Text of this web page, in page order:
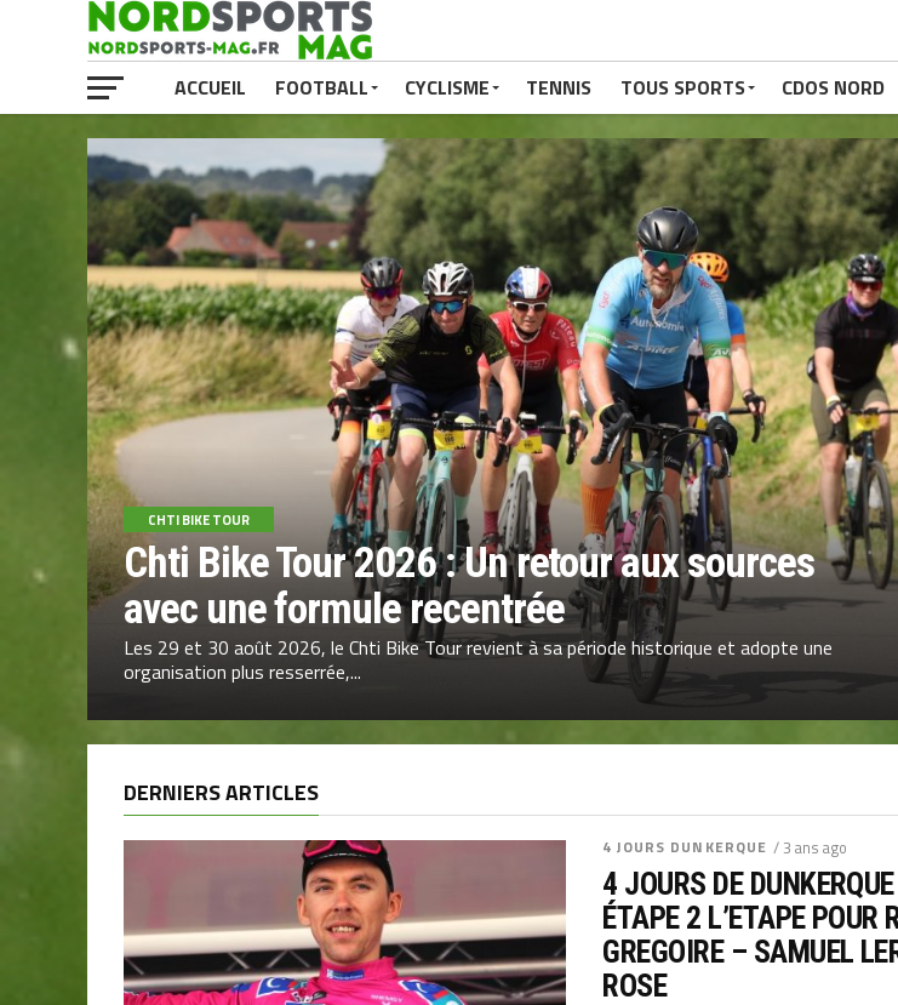
ACCUEIL FOOTBALL CYCLISME TENNIS TOUS SPORTS CDOS NORD
CHTI BIKE TOUR
Chti Bike Tour 2026 : Un retour aux sources
avec une formule recentrée
Les 29 et 30 août 2026, le Chti Bike Tour revient à sa période historique et adopte une
organisation plus resserrée,...
DERNIERS ARTICLES
4 JOURS DUNKERQUE / 3 ans ago
4 JOURS DE
ÉTAPE 2 L’ETAPE POUR
GREGOIRE – SAMUEL
ROSE